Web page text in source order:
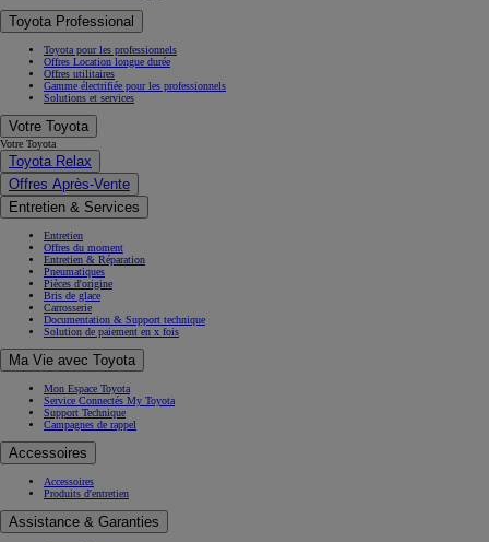
Toyota Professional
Toyota pour les professionnels
Offres Location longue durée
Offres utilitaires
Gamme électrifiée pour les professionnels
Solutions et services
Votre Toyota
Votre Toyota
Toyota Relax
Offres Après-Vente
Entretien & Services
Entretien
Offres du moment
Entretien & Réparation
Pneumatiques
Pièces d'origine
Bris de glace
Carrosserie
Documentation & Support technique
Solution de paiement en x fois
Ma Vie avec Toyota
Mon Espace Toyota
Service Connectés My Toyota
Support Technique
Campagnes de rappel
Accessoires
Accessoires
Produits d'entretien
Assistance & Garanties